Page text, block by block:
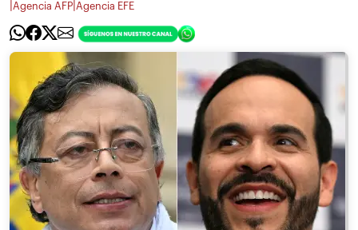
Agencia AFP Agencia EFE